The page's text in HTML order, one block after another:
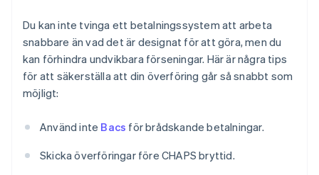
Du kan inte tvinga ett betalningssystem att arbeta
snabbare än vad det är designat för att göra, men du
kan förhindra undvikbara förseningar. Här är några tips
för att säkerställa att din överföring går så snabbt som
möjligt:
Använd inte Bacs för brådskande betalningar.
Skicka överföringar före CHAPS bryttid.